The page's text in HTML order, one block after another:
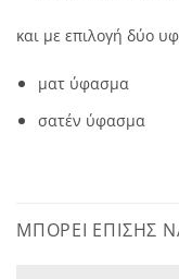
και με επιλογή δύο
ματ ύφασμα
σατέν ύφασμα
ΜΠΟΡΕΊ ΕΠΊΣΗΣ